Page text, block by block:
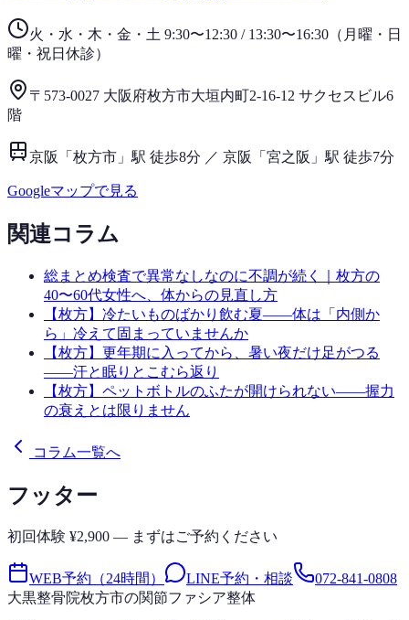
火・水・木・金・土 9:30〜12:30 / 13:30〜16:30 （ 月曜・日
曜・祝日 休診）
〒573-0027 大阪府枚方市大垣内町2-16-12 サクセスビル6
階
京阪「枚方市」駅 徒歩8分 ／ 京阪「宮之阪」駅 徒歩7分
Googleマップで見る
関連コラム
総まとめ検査で異常なしなのに不調が続く｜枚方の
40〜60代女性へ、体からの見直し方
【枚方】冷たいものばかり飲む夏——体は「内側か
ら」冷えて固まっていませんか
【枚方】更年期に入ってから、暑い夜だけ足がつる
——汗と眠りとこむら返り
【枚方】ペットボトルのふたが開けられない——握力
の衰えとは限りません
コラム一覧へ
フッター
初回体験 ¥2,900 — まずはご予約ください
WEB予約（24時間） LINE予約・相談
072-841-0808
大黒整骨院枚方市の関節ファシア整体